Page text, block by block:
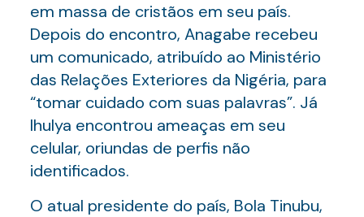
em massa de cristãos em seu país.
Depois do encontro, Anagabe recebeu
um comunicado, atribuído ao Ministério
das Relações Exteriores da Nigéria, para
“tomar cuidado com suas palavras”. Já
Ihulya encontrou ameaças em seu
celular, oriundas de perfis não
identificados.
O atual presidente do país, Bola Tinubu,